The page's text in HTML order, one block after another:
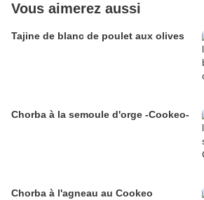
Vous aimerez aussi
Tajine de blanc de poulet aux olives
Chorba à la semoule d'orge -Cookeo-
Chorba à l'agneau au Cookeo